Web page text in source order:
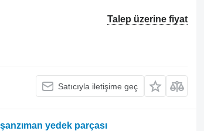
Talep üzerine fiyat
Satıcıyla iletişime geç
yedek parçası